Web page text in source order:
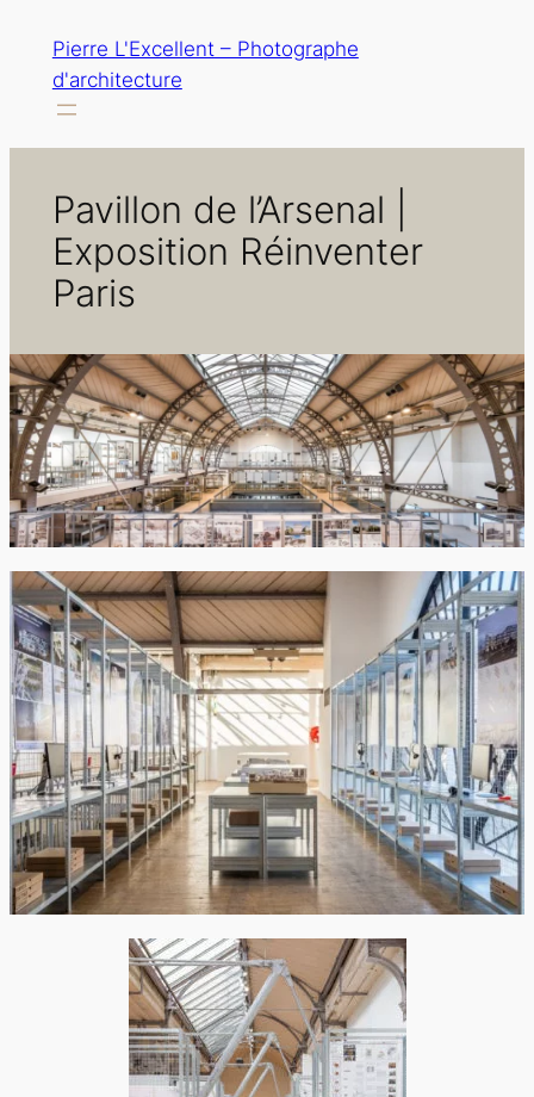
contenu
Pierre L'Excellent – Photographe
d'architecture
Pavillon de l’Arsenal |
Exposition Réinventer
Paris